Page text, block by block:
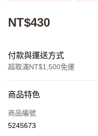
NT$430
付款與運送方式
超取滿NT$1,500免運
信用卡一次付款
超商取貨付款
商品特色
商品編號
5245673